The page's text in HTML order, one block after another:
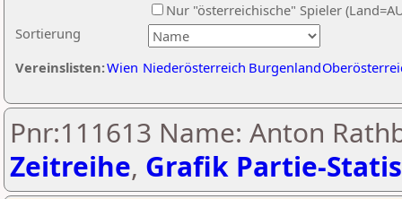
Sortierung
Nur "österreichische" Spieler
Vereinslisten:Wien Niederösterreich Burgenland
Pnr:111613 Name: Anton
Zeitreihe, Grafik Partie-